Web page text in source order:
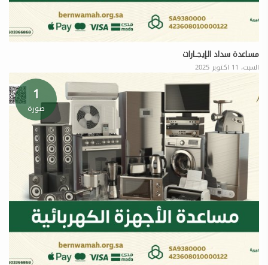
مساعدة سداد الإيجــارات
السبت، 11 اكتوبر 2025
1
صورة